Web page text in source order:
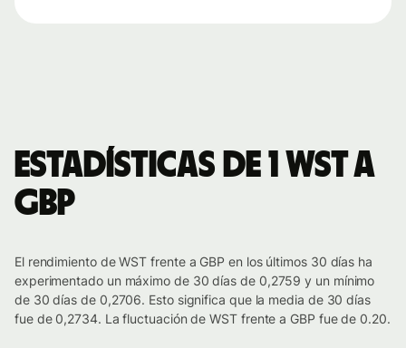
Estadísticas de 1 WST a
GBP
El rendimiento de WST frente a GBP en los últimos 30 días ha
experimentado un máximo de 30 días de 0,2759 y un mínimo
de 30 días de 0,2706. Esto significa que la media de 30 días
fue de 0,2734. La fluctuación de WST frente a GBP fue de 0.20.